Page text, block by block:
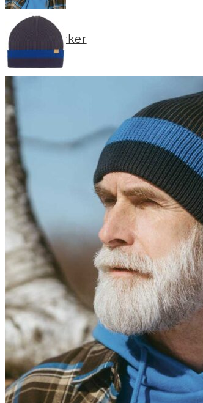
Merker
BLOGG
Min konto
LOGG INN / REGISTRER
ORDRE
KONTODETALJER
HJELP